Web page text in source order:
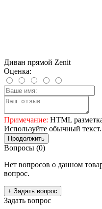
Диван прямой Zenit
Оценка:
Примечание: HTML
Используйте обычный текст.
Продолжить
Вопросы (0)
Нет вопросов о данном
вопрос.
+ Задать вопрос
Задать вопрос